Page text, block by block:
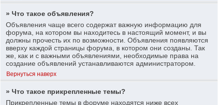
» Что такое объявления?
Объявления чаще всего содержат важную информацию для
форума, на котором вы находитесь в настоящий момент, и вы
должны прочесть их по возможности. Объявления появляются
вверху каждой страницы форума, в котором они созданы. Так
же, как и с важными объявлениями, необходимые права на
создание объявлений устанавливаются администратором.
Вернуться наверх
» Что такое прикрепленные темы?
Прикрепленные темы в форуме находятся ниже всех